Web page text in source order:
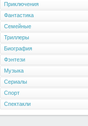
Приключения
Фантастика
Семейные
Триллеры
Биография
Фэнтези
Музыка
Сериалы
Спорт
Спектакли